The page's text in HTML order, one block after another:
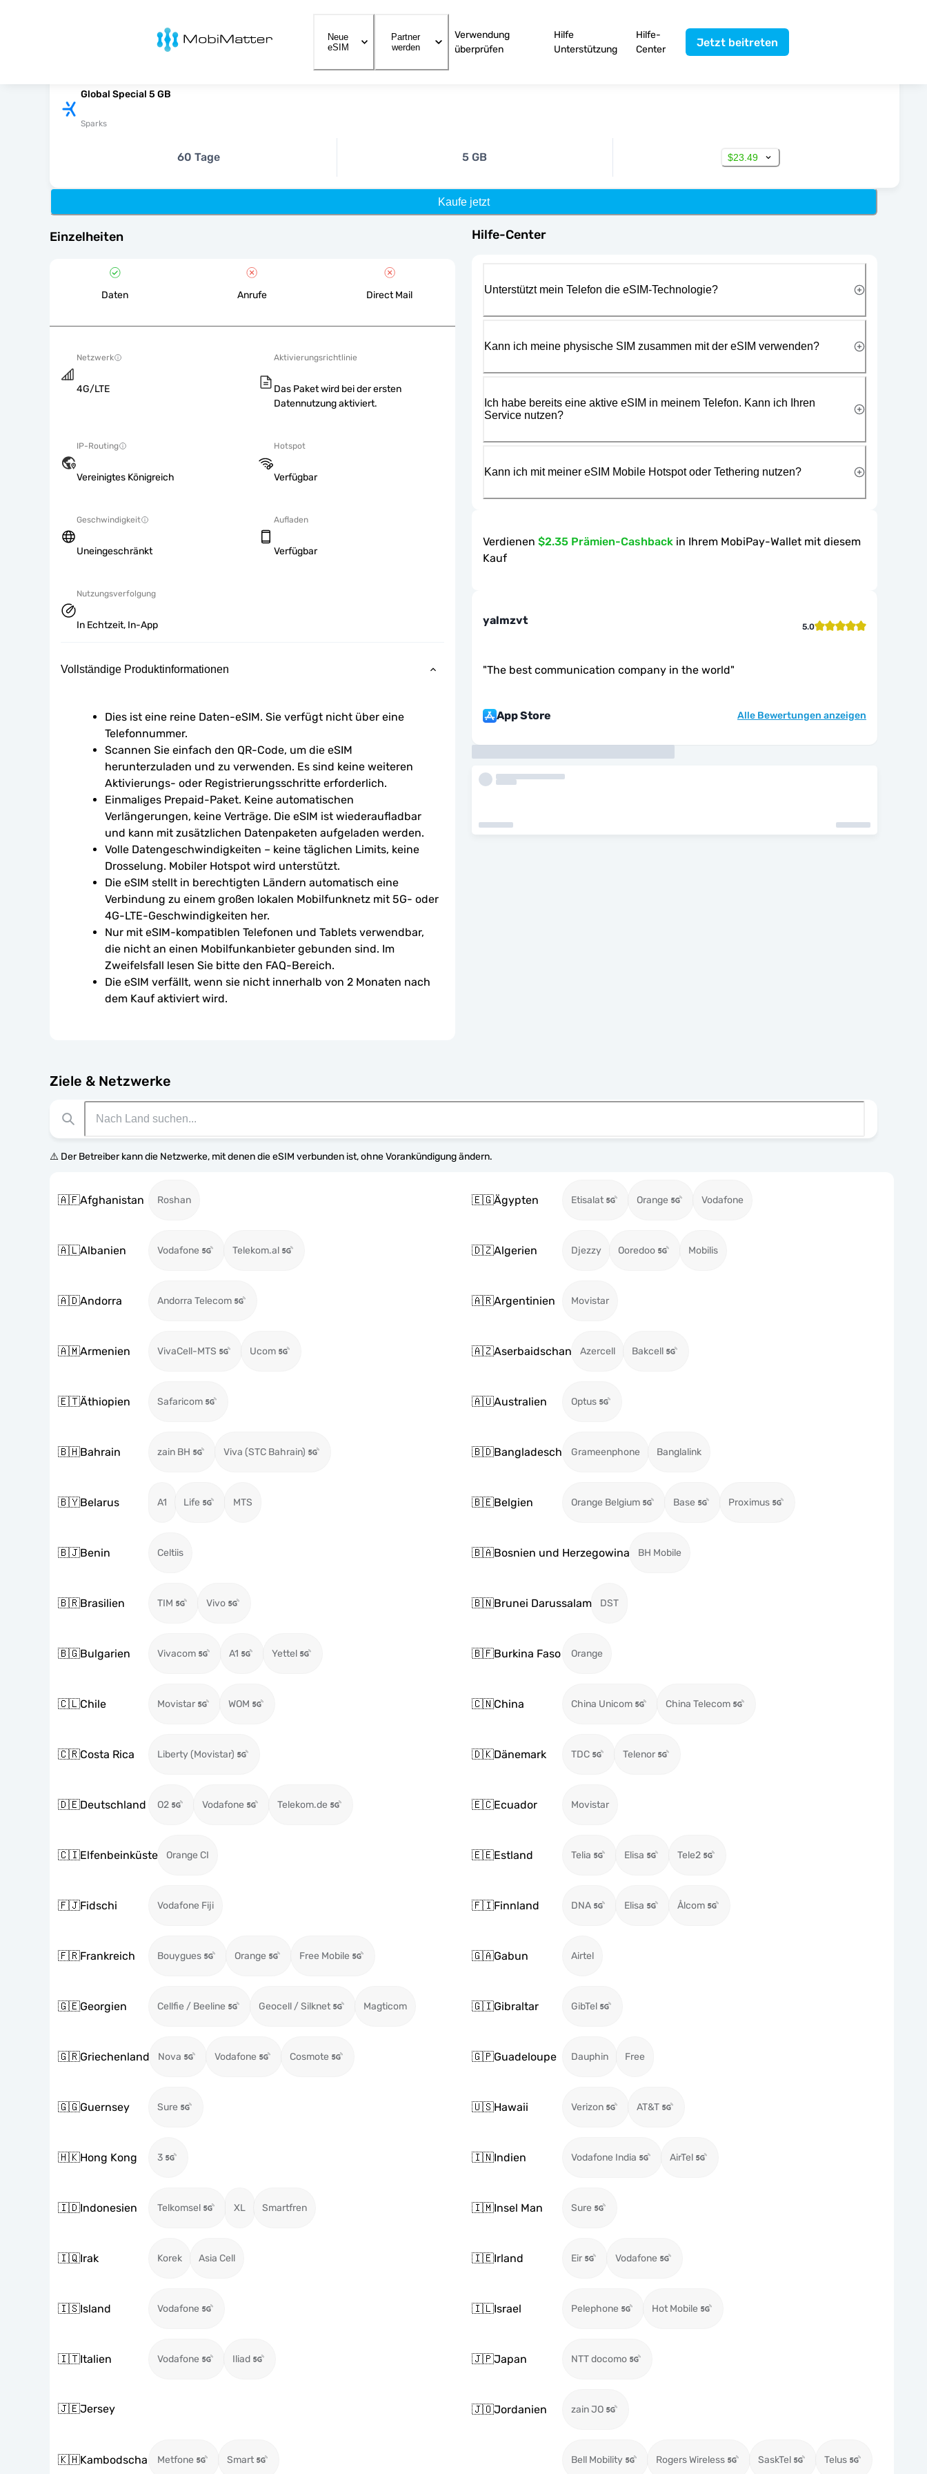
MobiMatter
Neue
eSIM
Partner
werden
Verwendung
überprüfen
Hilfe
Unterstützung
Hilfe-
Center
Jetzt beitreten
Global Special 5 GB
Sparks
60 Tage 5 GB $23.49
Kaufe jetzt
Einzelheiten
Daten Anrufe Direct Mail
Netzwerk
4G/LTE
Aktivierungsrichtlinie
Das Paket wird bei der ersten
Datennutzung aktiviert.
IP-Routing
Vereinigtes Königreich
Hotspot
Verfügbar
Geschwindigkeit
Uneingeschränkt
Aufladen
Verfügbar
Nutzungsverfolgung
In Echtzeit, In-App
Vollständige Produktinformationen
Dies ist eine reine Daten-eSIM. Sie verfügt nicht über eine
Telefonnummer.
Scannen Sie einfach den QR-Code, um die eSIM
herunterzuladen und zu verwenden. Es sind keine weiteren
Aktivierungs- oder Registrierungsschritte erforderlich.
Einmaliges Prepaid-Paket. Keine automatischen
Verlängerungen, keine Verträge. Die eSIM ist wiederaufladbar
und kann mit zusätzlichen Datenpaketen aufgeladen werden.
Volle Datengeschwindigkeiten – keine täglichen Limits, keine
Drosselung. Mobiler Hotspot wird unterstützt.
Die eSIM stellt in berechtigten Ländern automatisch eine
Verbindung zu einem großen lokalen Mobilfunknetz mit 5G- oder
4G-LTE-Geschwindigkeiten her.
Nur mit eSIM-kompatiblen Telefonen und Tablets verwendbar,
die nicht an einen Mobilfunkanbieter gebunden sind. Im
Zweifelsfall lesen Sie bitte den FAQ-Bereich.
Die eSIM verfällt, wenn sie nicht innerhalb von 2 Monaten nach
dem Kauf aktiviert wird.
Ziele & Netzwerke
⚠️ Der Betreiber kann die Netzwerke, mit denen die eSIM verbunden ist, ohne Vorankündigung ändern.
🇦🇫Afghanistan Roshan 🇪🇬Ägypten Etisalat Orange Vodafone
🇦🇱Albanien Vodafone Telekom.al 🇩🇿Algerien Djezzy Ooredoo Mobilis
🇦🇩Andorra Andorra Telecom 🇦🇷Argentinien Movistar
🇦🇲Armenien VivaCell-MTS Ucom 🇦🇿Aserbaidschan Azercell Bakcell
🇪🇹Äthiopien Safaricom 🇦🇺Australien Optus
🇧🇭Bahrain zain BH Viva (STC Bahrain) 🇧🇩Bangladesch Grameenphone Banglalink
🇧🇾Belarus A1 Life MTS 🇧🇪Belgien Orange Belgium Base Proximus
🇧🇯Benin Celtiis 🇧🇦Bosnien und Herzegowina BH Mobile
🇧🇷Brasilien TIM Vivo 🇧🇳Brunei Darussalam DST
🇧🇬Bulgarien Vivacom A1 Yettel 🇧🇫Burkina Faso Orange
🇨🇱Chile Movistar WOM 🇨🇳China China Unicom China Telecom
🇨🇷Costa Rica Liberty (Movistar) 🇩🇰Dänemark TDC Telenor
🇩🇪Deutschland O2 Vodafone Telekom.de 🇪🇨Ecuador Movistar
🇨🇮Elfenbeinküste Orange CI 🇪🇪Estland Telia Elisa Tele2
🇫🇯Fidschi Vodafone Fiji 🇫🇮Finnland DNA Elisa Ålcom
🇫🇷Frankreich Bouygues Orange Free Mobile 🇬🇦Gabun Airtel
🇬🇪Georgien Cellfie / Beeline Geocell / Silknet Magticom 🇬🇮Gibraltar GibTel
🇬🇷Griechenland Nova Vodafone Cosmote 🇬🇵Guadeloupe Dauphin Free
🇬🇬Guernsey Sure 🇺🇸Hawaii Verizon AT&T
🇭🇰Hong Kong 3 🇮🇳Indien Vodafone India AirTel
🇮🇩Indonesien Telkomsel XL Smartfren 🇮🇲Insel Man Sure
🇮🇶Irak Korek Asia Cell 🇮🇪Irland Eir Vodafone
🇮🇸Island Vodafone 🇮🇱Israel Pelephone Hot Mobile
🇮🇹Italien Vodafone Iliad 🇯🇵Japan NTT docomo
🇯🇪Jersey 🇯🇴Jordanien zain JO
🇰🇭Kambodscha Metfone Smart Bell Mobility Rogers Wireless SaskTel Telus
Hilfe-Center
Unterstützt mein Telefon die eSIM-Technologie?
Kann ich meine physische SIM zusammen mit der eSIM verwenden?
Ich habe bereits eine aktive eSIM in meinem Telefon. Kann ich Ihren
Service nutzen?
Kann ich mit meiner eSIM Mobile Hotspot oder Tethering nutzen?
Verdienen $2.35 Prämien-Cashback in Ihrem MobiPay-Wallet mit diesem
Kauf
yalmzvt 5.0
"The best communication company in the world"
App Store Alle Bewertungen anzeigen